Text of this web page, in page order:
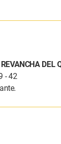
DEL
- 42